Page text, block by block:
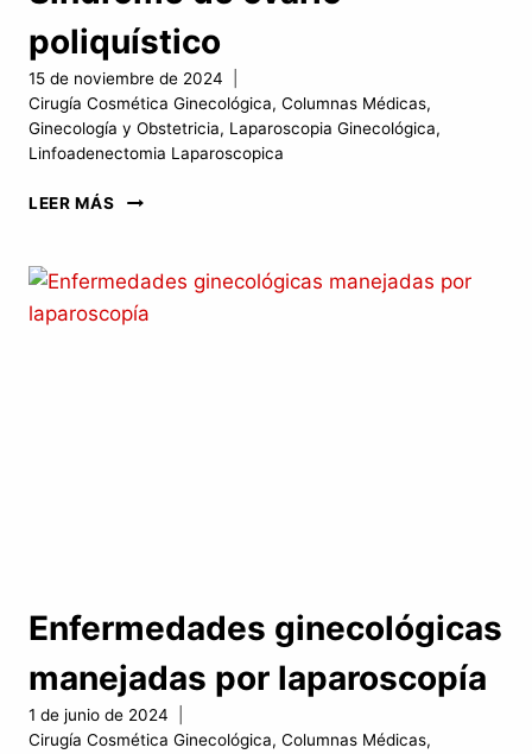
poliquístico
15 de noviembre de 2024
Cirugía Cosmética Ginecológica, Columnas Médicas,
Ginecología y Obstetricia, Laparoscopia Ginecológica,
Linfoadenectomia Laparoscopica
LEER MÁS
SÍNDROME
POLIQUÍSTICO
Enfermedades ginecológicas
manejadas por laparoscopía
1 de junio de 2024
Cirugía Cosmética Ginecológica, Columnas Médicas,